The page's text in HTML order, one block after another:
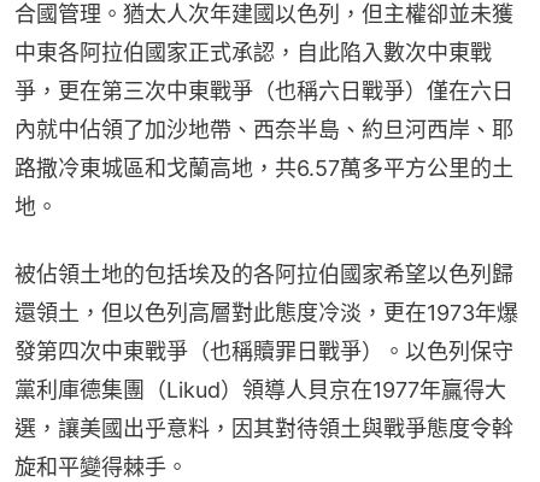
合國管理。猶太人次年建國以色列，但主權卻並未獲
中東各阿拉伯國家正式承認，自此陷入數次中東戰
爭，更在第三次中東戰爭（也稱六日戰爭）僅在六日
內就中佔領了加沙地帶、西奈半島、約旦河西岸、耶
路撒冷東城區和戈蘭高地，共6.57萬多平方公里的土
地。
被佔領土地的包括埃及的各阿拉伯國家希望以色列歸
還領土，但以色列高層對此態度冷淡，更在1973年爆
發第四次中東戰爭（也稱贖罪日戰爭）。以色列保守
黨利庫德集團（Likud）領導人貝京在1977年贏得大
選，讓美國出乎意料，因其對待領土與戰爭態度令斡
旋和平變得棘手。